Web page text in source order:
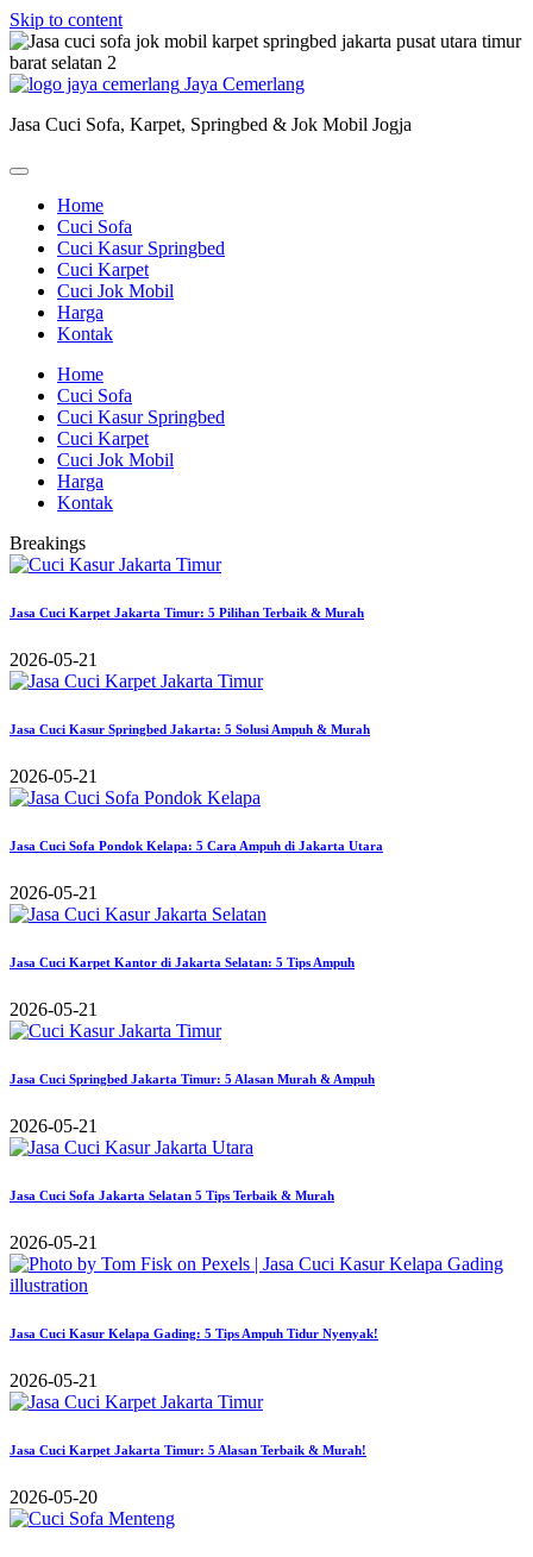
Skip to content
Jaya Cemerlang
Jasa Cuci Sofa, Karpet, Springbed & Jok Mobil Jogja
Home
Cuci Sofa
Cuci Kasur Springbed
Cuci Karpet
Cuci Jok Mobil
Harga
Kontak
Home
Cuci Sofa
Cuci Kasur Springbed
Cuci Karpet
Cuci Jok Mobil
Harga
Kontak
Breakings
Jasa Cuci Karpet Jakarta Timur: 5 Pilihan Terbaik & Murah
2026-05-21
Jasa Cuci Kasur Springbed Jakarta: 5 Solusi Ampuh & Murah
2026-05-21
Jasa Cuci Sofa Pondok Kelapa: 5 Cara Ampuh di Jakarta Utara
2026-05-21
Jasa Cuci Karpet Kantor di Jakarta Selatan: 5 Tips Ampuh
2026-05-21
Jasa Cuci Springbed Jakarta Timur: 5 Alasan Murah & Ampuh
2026-05-21
Jasa Cuci Sofa Jakarta Selatan 5 Tips Terbaik & Murah
2026-05-21
Jasa Cuci Kasur Kelapa Gading: 5 Tips Ampuh Tidur Nyenyak!
2026-05-21
Jasa Cuci Karpet Jakarta Timur: 5 Alasan Terbaik & Murah!
2026-05-20